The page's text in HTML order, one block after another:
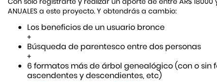
ANUALES a este proyecto. Y obtendrás a cambio:
Los beneficios de un usuario bronce
+
Búsqueda de parentesco entre dos personas
+
6 formatos más de árbol genealógico (con o sin
ascendentes y descendientes, etc)